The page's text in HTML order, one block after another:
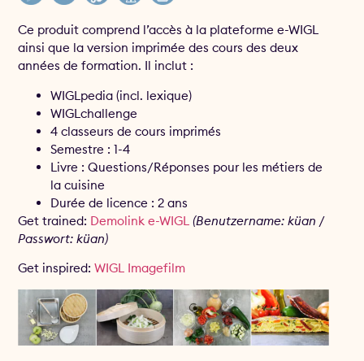
Ce produit comprend l’accès à la plateforme e-WIGL
ainsi que la version imprimée des cours des deux
années de formation. Il inclut :
WIGLpedia (incl. lexique)
WIGLchallenge
4 classeurs de cours imprimés
Semestre : 1-4
Livre : Questions/Réponses pour les métiers de
la cuisine
Durée de licence : 2 ans
Get trained: Demolink e-WIGL (Benutzername: küan /
Passwort: küan)
Get inspired:WIGL Imagefilm